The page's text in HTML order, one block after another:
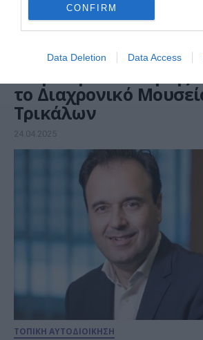
CONFIRM
Data Deletion Data Access
ΤΟΠΙΚΗ ΑΥΤΟΔΙΟΙΚΗΣΗ
το Διαχρονικό
Τρικάλων
24.04.2025
ΤΟΠΙΚΗ ΑΥΤΟΔΙΟΙΚΗΣΗ